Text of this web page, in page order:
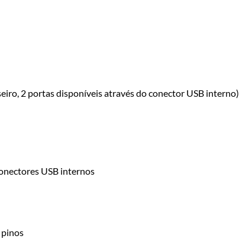
2 portas disponíveis através do conector USB interno)
USB internos